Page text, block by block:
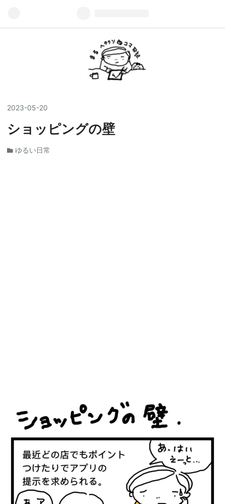
2023-05-20
ショッピングの壁
ゆるい日常